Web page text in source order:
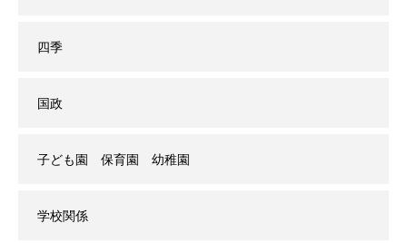
四季
国政
子ども園 保育園 幼稚園
学校関係